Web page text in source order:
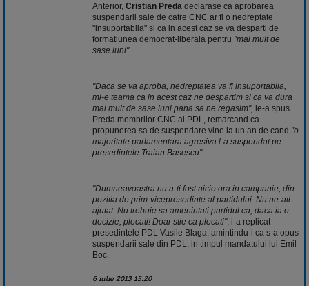
Anterior, Cristian Preda declarase ca aprobarea
suspendarii sale de catre CNC ar fi o nedreptate
"insuportabila" si ca in acest caz se va desparti de
formatiunea democrat-liberala pentru "mai mult de
sase luni".
"Daca se va aproba, nedreptatea va fi insuportabila,
mi-e teama ca in acest caz ne despartim si ca va dura
mai mult de sase luni pana sa ne regasim", le-a spus
Preda membrilor CNC al PDL, remarcand ca
propunerea sa de suspendare vine la un an de cand "o
majoritate parlamentara agresiva l-a suspendat pe
presedintele Traian Basescu".
"Dumneavoastra nu a-ti fost nicio ora in campanie, din
pozitia de prim-vicepresedinte al partidului. Nu ne-ati
ajutat. Nu trebuie sa amenintati partidul ca, daca ia o
decizie, plecati! Doar stie ca plecati", i-a replicat
presedintele PDL Vasile Blaga, amintindu-i ca s-a opus
suspendarii sale din PDL, in timpul mandatului lui Emil
Boc.
6 iulie 2013 15:20